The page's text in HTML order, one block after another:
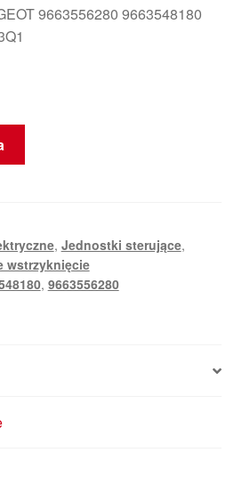
9663556280 9663548180
, Jednostki sterujące,
wstrzyknięcie
, 9663556280